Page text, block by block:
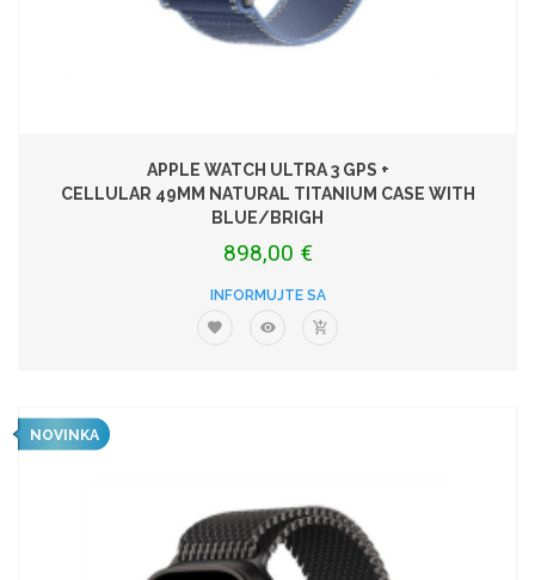
APPLE WATCH ULTRA 3 GPS +
CELLULAR 49MM NATURAL TITANIUM CASE WITH
BLUE/BRIGH
898,00 €
INFORMUJTE SA
NOVINKA